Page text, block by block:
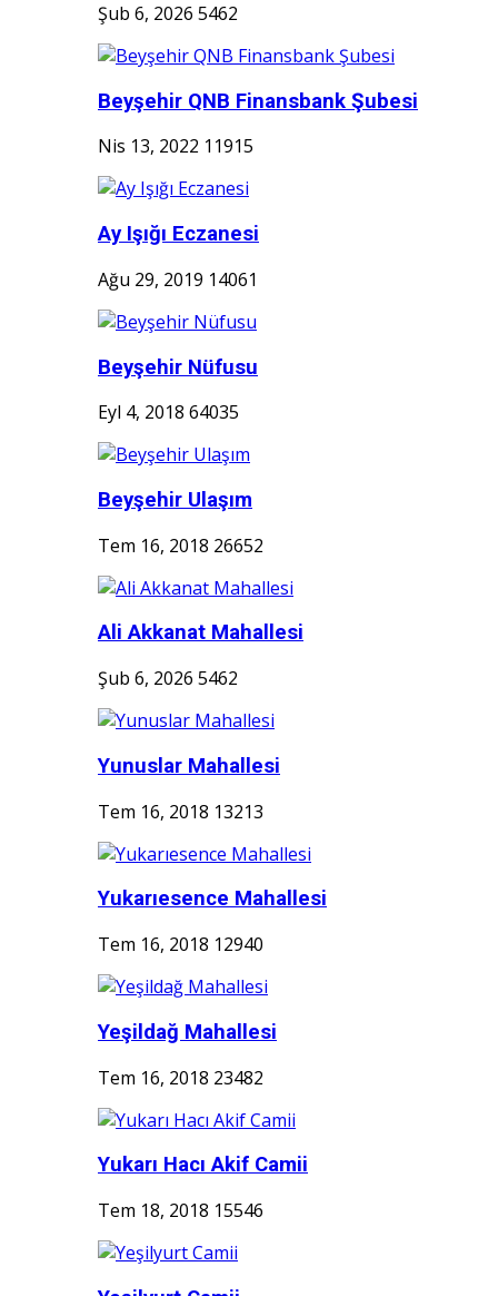
Şub 6, 2026 5462
Beyşehir QNB Finansbank Şubesi
Nis 13, 2022 11915
Ay Işığı Eczanesi
Ağu 29, 2019 14061
Beyşehir Nüfusu
Eyl 4, 2018 64035
Beyşehir Ulaşım
Tem 16, 2018 26652
Ali Akkanat Mahallesi
Şub 6, 2026 5462
Yunuslar Mahallesi
Tem 16, 2018 13213
Yukarıesence Mahallesi
Tem 16, 2018 12940
Yeşildağ Mahallesi
Tem 16, 2018 23482
Yukarı Hacı Akif Camii
Tem 18, 2018 15546